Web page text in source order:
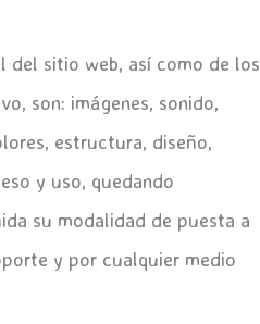
sitio web, así como de los
son: imágenes, sonido,
estructura, diseño,
y uso, quedando
su modalidad de puesta a
y por cualquier medio